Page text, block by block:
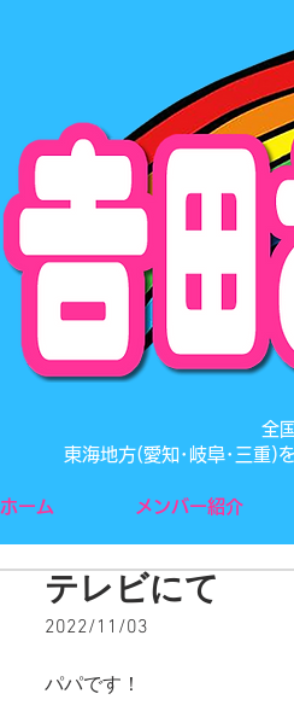
全
東海地方(愛知･岐阜･三重)
ホーム メンバー紹介
テレビにて
2022/11/03
パパです！